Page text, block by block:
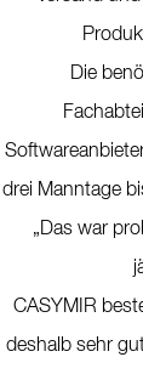
Die
drei Manntage
„Das war
CASYMIR
deshalb sehr